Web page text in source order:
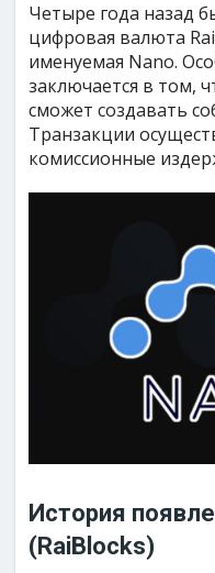
Четыре года назад
цифровая валюта
именуемая Nano.
заключается в том,
сможет создавать
Транзакции
комиссионные
История
(RaiBlocks)